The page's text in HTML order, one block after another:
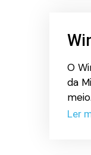
O
da
Ler